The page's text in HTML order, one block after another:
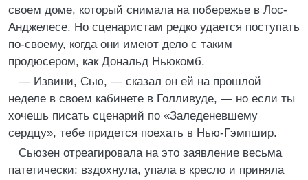
своем доме, который снимала на побережье в Лос-
Анджелесе. Но сценаристам редко удается поступать
по-своему, когда они имеют дело с таким
продюсером, как Дональд Ньюкомб.
— Извини, Сью, — сказал он ей на прошлой
неделе в своем кабинете в Голливуде, — но если ты
хочешь писать сценарий по «Заледеневшему
сердцу», тебе придется поехать в Нью-Гэмпшир.
Сьюзен отреагировала на это заявление весьма
патетически: вздохнула, упала в кресло и приняла